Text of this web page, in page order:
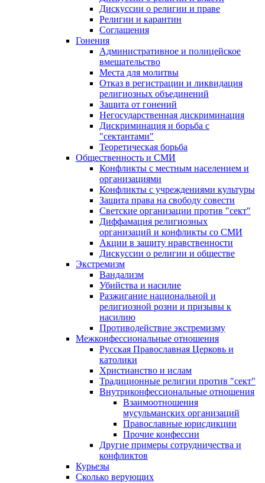
Дискуссии о религии и праве
Религии и карантин
Соглашения
Гонения
Административное и полицейское
вмешательство
Места для молитвы
Отказ в регистрации и ликвидация
религиозных объединений
Защита от гонений
Негосударственная дискриминация
Дискриминация и борьба с
"сектантами"
Теоретическая борьба
Общественность и СМИ
Конфликты с местным населением и
организациями
Конфликты с учреждениями культуры
Защита права на свободу совести
Светские организации против "сект"
Диффамация религиозных
организаций и конфликты со СМИ
Акции в защиту нравственности
Дискуссии о религии и обществе
Экстремизм
Вандализм
Убийства и насилие
Разжигание национальной и
религиозной розни и призывы к
насилию
Противодействие экстремизму
Межконфессиональные отношения
Русская Православная Церковь и
католики
Христианство и ислам
Традиционные религии против "сект"
Внутриконфессиональные отношения
Взаимоотношения
мусульманских организаций
Православные юрисдикции
Прочие конфессии
Другие примеры сотрудничества и
конфликтов
Курьезы
Сколько верующих